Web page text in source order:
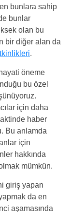
bunlara sahip
bunlar
olan bu
bir diğer alan da
.
öneme
bu özel
için daha
haber
Bu anlamda
için
hakkında
mümkün.
giriş yapan
da en
aşamasında